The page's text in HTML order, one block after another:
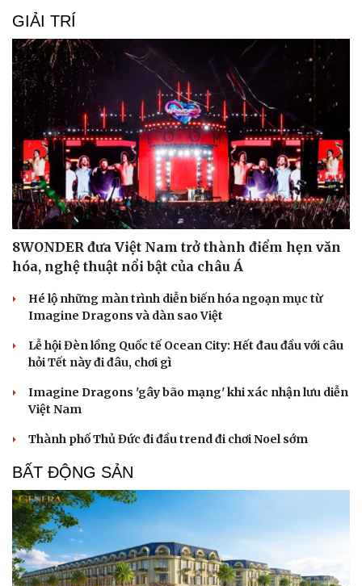
Cải chính
GIẢI TRÍ
8WONDER đưa Việt Nam trở thành điểm hẹn văn
hóa, nghệ thuật nổi bật của châu Á
Hé lộ những màn trình diễn biến hóa ngoạn mục từ
Imagine Dragons và dàn sao Việt
Lễ hội Đèn lồng Quốc tế Ocean City: Hết đau đầu với câu
hỏi Tết này đi đâu, chơi gì
Imagine Dragons 'gây bão mạng' khi xác nhận lưu diễn
Việt Nam
Thành phố Thủ Đức đi đầu trend đi chơi Noel sớm
BẤT ĐỘNG SẢN